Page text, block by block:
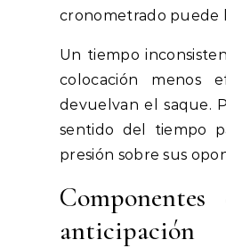
cronometrado puede
Un tiempo
colocación menos
devuelvan el saque.
sentido del tiempo
presión sobre sus
anticipación